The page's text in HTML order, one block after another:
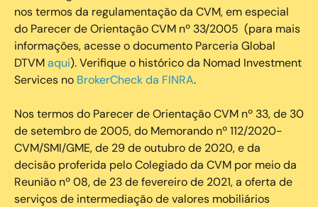
nos termos da regulamentação da CVM, em especial
do Parecer de Orientação CVM nº 33/2005 (para mais
informações, acesse o documento Parceria Global
DTVMaqui). Verifique o histórico da Nomad Investment
Services no BrokerCheck da FINRA.
Nos termos do Parecer de Orientação CVM nº 33, de 30
de setembro de 2005, do Memorando nº 112/2020-
CVM/SMI/GME, de 29 de outubro de 2020, e da
decisão proferida pelo Colegiado da CVM por meio da
Reunião nº 08, de 23 de fevereiro de 2021, a oferta de
serviços de intermediação de valores mobiliários